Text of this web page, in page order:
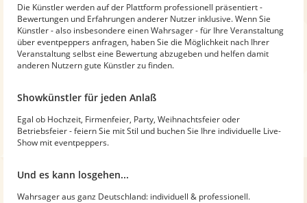
Die Künstler werden auf der Plattform professionell präsentiert -
Bewertungen und Erfahrungen anderer Nutzer inklusive. Wenn Sie
Künstler - also insbesondere einen Wahrsager - für Ihre Veranstaltung
über eventpeppers anfragen, haben Sie die Möglichkeit nach Ihrer
Veranstaltung selbst eine Bewertung abzugeben und helfen damit
anderen Nutzern gute Künstler zu finden.
Showkünstler für jeden Anlaß
Egal ob Hochzeit, Firmenfeier, Party, Weihnachtsfeier oder
Betriebsfeier - feiern Sie mit Stil und buchen Sie Ihre individuelle Live-
Show mit eventpeppers.
Und es kann losgehen...
Wahrsager aus ganz Deutschland: individuell & professionell.